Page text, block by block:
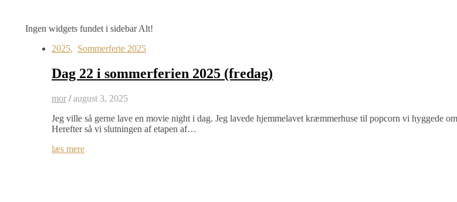
Ingen widgets fundet i sidebar Alt!
2025, Sommerferie 2025
Dag 22 i sommerferien 2025 (fredag)
mor / august 3, 2025
Jeg ville så gerne lave en movie night i dag. Jeg lavede hjemmelavet kræmmerhuse til popcorn vi hyggede
Herefter så vi slutningen af etapen af…
læs mere